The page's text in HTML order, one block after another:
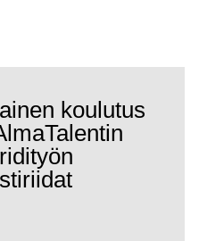
koulutus